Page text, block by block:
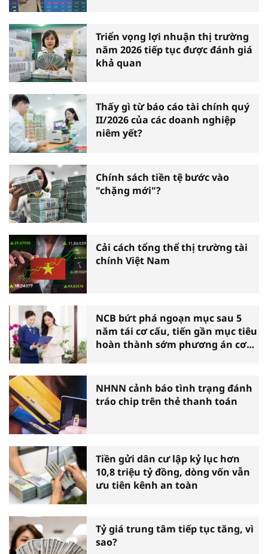
Triển vọng lợi nhuận thị trường
năm 2026 tiếp tục được đánh giá
khả quan
Thấy gì từ báo cáo tài chính quý
II/2026 của các doanh nghiệp
niêm yết?
Chính sách tiền tệ bước vào
"chặng mới"?
Cải cách tổng thể thị trường tài
chính Việt Nam
NCB bứt phá ngoạn mục sau 5
năm tái cơ cấu, tiến gần mục tiêu
hoàn thành sớm phương án cơ
NHNN cảnh báo tình trạng đánh
tráo chip trên thẻ thanh toán
Tiền gửi dân cư lập kỷ lục hơn
10,8 triệu tỷ đồng, dòng vốn vẫn
ưu tiên kênh an toàn
Tỷ giá trung tâm tiếp tục tăng, vì
sao?